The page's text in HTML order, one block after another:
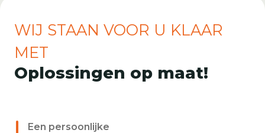
WIJ STAAN VOOR U KLAAR
MET
Oplossingen op maat!
Een persoonlijke